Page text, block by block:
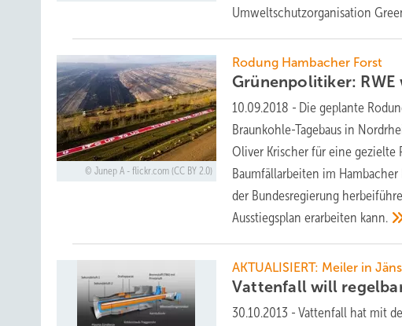
Umweltschutzorganisation
Junep A - flickr.com (CC BY 2.0)
Rodung Hambacher Forst
Grünenpolitiker:
10.09.2018 - Die geplante
Braunkohle-Tagebaus in
Oliver Krischer für eine gezielte
Baumfällarbeiten im
der Bundesregierung
Ausstiegsplan erarbeiten kann.
AKTUALISIERT: Meiler in
Vattenfall will
30.10.2013 - Vattenfall hat mit